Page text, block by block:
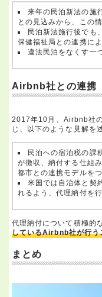
来年の民泊新法の施
との見込みから、この
民泊新法施行後でも
保健福祉局との連携に
違法民泊をなくす一
Airbnb社との連携
2017年10月、Airbnb社
じ、以下のような見解を
民泊への宿泊税の課
が徴収、納付する仕組
都市との連携モデルを
米国では自治体と契
れるよう、代理納付を
代理納付について積極的
しているAirbnb社が行う
まとめ